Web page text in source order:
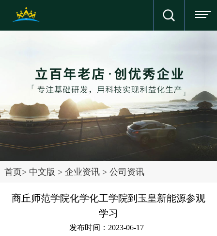
首页> 中文版 > 企业资讯> 公司资讯
商丘师范学院化学化工学院到玉皇新能源参观
学习
发布时间：2023-06-17